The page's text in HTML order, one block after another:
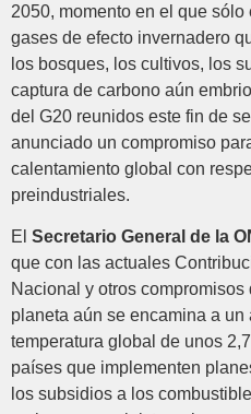
2050, momento en el que
gases de efecto invernadero
los bosques, los cultivos, los
captura de carbono aún
del G20 reunidos este fin de
anunciado un compromiso
calentamiento global con
preindustriales.
El Secretario General de la
que con las actuales
Nacional y otros compromisos
planeta aún se encamina a un
temperatura global de unos
países que implementen
los subsidios a los